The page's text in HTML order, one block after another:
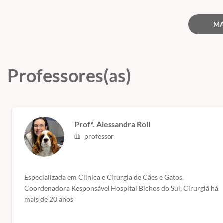
Professores(as)
Profª. Alessandra Roll
professor
Especializada em Clínica e Cirurgia de Cães e Gatos,
Coordenadora Responsável Hospital Bichos do Sul, Cirurgiã há
mais de 20 anos